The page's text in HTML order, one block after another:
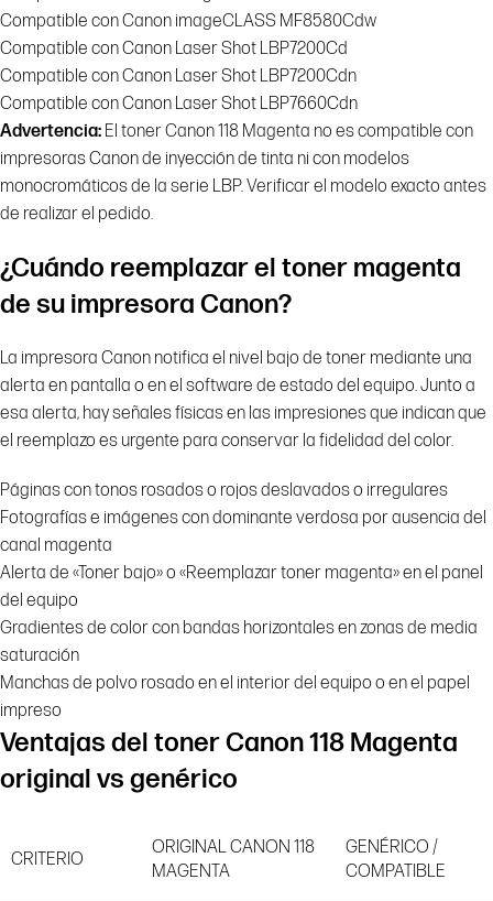
Compatible con Canon imageCLASS MF8580Cdw
Compatible con Canon Laser Shot LBP7200Cd
Compatible con Canon Laser Shot LBP7200Cdn
Compatible con Canon Laser Shot LBP7660Cdn
Advertencia: El toner Canon 118 Magenta no es compatible con
impresoras Canon de inyección de tinta ni con modelos
monocromáticos de la serie LBP. Verificar el modelo exacto antes
de realizar el pedido.
¿Cuándo reemplazar el toner magenta
de su impresora Canon?
La impresora Canon notifica el nivel bajo de toner mediante una
alerta en pantalla o en el software de estado del equipo. Junto a
esa alerta, hay señales físicas en las impresiones que indican que
el reemplazo es urgente para conservar la fidelidad del color.
Páginas con tonos rosados o rojos deslavados o irregulares
Fotografías e imágenes con dominante verdosa por ausencia del
canal magenta
Alerta de «Toner bajo» o «Reemplazar toner magenta» en el panel
del equipo
Gradientes de color con bandas horizontales en zonas de media
saturación
Manchas de polvo rosado en el interior del equipo o en el papel
impreso
Ventajas del toner Canon 118 Magenta
original vs genérico
CRITERIO
ORIGINAL CANON 118
MAGENTA
GENÉRICO /
COMPATIBLE